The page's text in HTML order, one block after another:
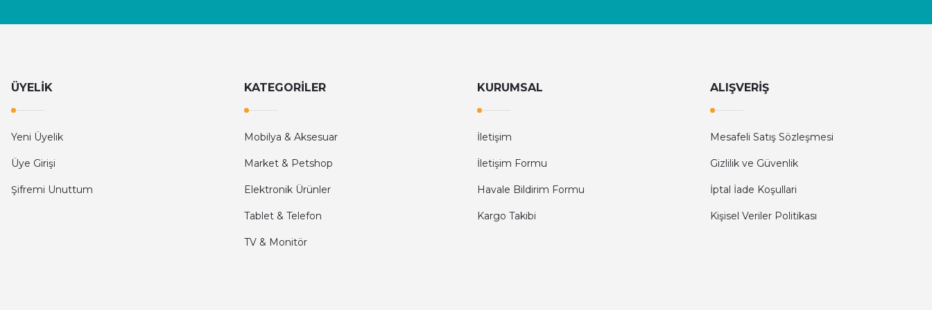
ÜYELİK
Yeni Üyelik
Üye Girişi
Şifremi Unuttum
KATEGORİLER
Mobilya & Aksesuar
Market & Petshop
Elektronik Ürünler
Tablet & Telefon
TV & Monitör
KURUMSAL
İletişim
İletişim Formu
Havale Bildirim Formu
Kargo Takibi
ALIŞVERİŞ
Mesafeli Satış Sözleşmesi
Gizlilik ve Güvenlik
İptal İade Koşullari
Kişisel Veriler Politikası